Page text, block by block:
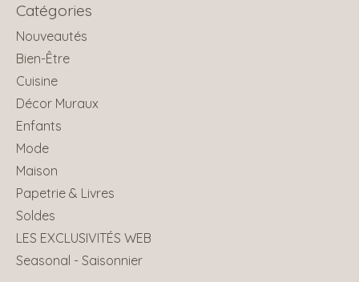
Catégories
Nouveautés
Bien-Être
Cuisine
Décor Muraux
Enfants
Mode
Maison
Papetrie & Livres
Soldes
LES EXCLUSIVITÉS WEB
Seasonal - Saisonnier